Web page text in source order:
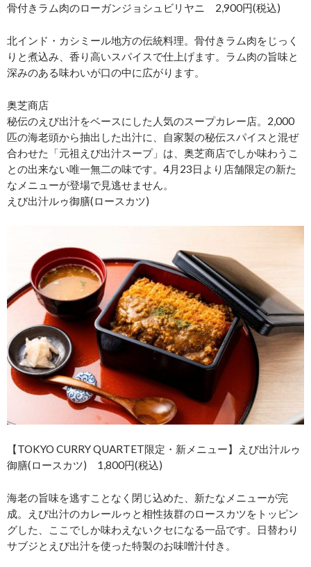
骨付きラム肉のローガンジョシュビリヤニ 2,900円(税込)
北インド・カシミール地方の伝統料理。骨付きラム肉をじっく
りと煮込み、香り高いスパイスで仕上げます。ラム肉の旨味と
深みのある味わいが口の中に広がります。
奥芝商店
秘伝のえび出汁をベースにした人気のスープカレー店。2,000
匹の海老頭から抽出した出汁に、自家製の秘伝スパイスと混ぜ
合わせた「元祖えび出汁スープ」は、奥芝商店でしか味わうこ
との出来ない唯一無二の味です。4月23日より店舗限定の新た
なメニューが登場で見逃せません。
えび出汁ルゥ御膳(ロースカツ)
【TOKYO CURRY QUARTET限定・新メニュー】えび出汁ルゥ
御膳(ロースカツ) 1,800円(税込)
海老の旨味を逃すことなく閉じ込めた、新たなメニューが完
成。えび出汁のカレールゥと相性抜群のロースカツをトッピン
グした、ここでしか味わえないクセになる一品です。日替わり
サブジとえび出汁を使った特製のお味噌汁付き。